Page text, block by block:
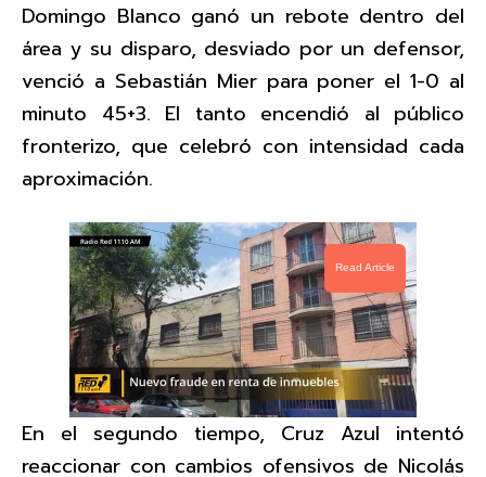
Domingo Blanco ganó un rebote dentro del
área y su disparo, desviado por un defensor,
venció a Sebastián Mier para poner el 1-0 al
minuto 45+3. El tanto encendió al público
fronterizo, que celebró con intensidad cada
aproximación.
Read Article
En el segundo tiempo, Cruz Azul intentó
reaccionar con cambios ofensivos de Nicolás